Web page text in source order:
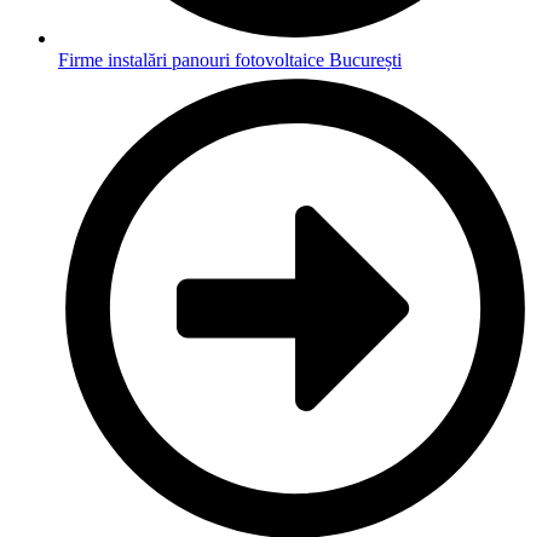
Firme instalări panouri fotovoltaice București